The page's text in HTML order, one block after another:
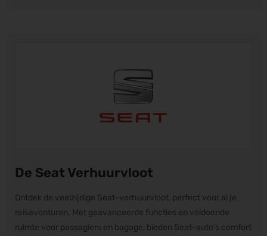
De Seat Verhuurvloot
Ontdek de veelzijdige Seat-verhuurvloot, perfect voor al je
reisavonturen. Met geavanceerde functies en voldoende
ruimte voor passagiers en bagage, bieden Seat-auto’s comfort